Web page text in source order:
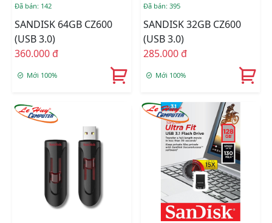
Đã bán: 142
SANDISK 64GB CZ600
(USB 3.0)
360.000 đ
Mới 100%
Đã bán: 395
SANDISK 32GB CZ600
(USB 3.0)
285.000 đ
Mới 100%